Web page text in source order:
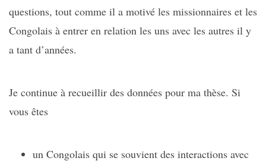
questions, tout comme il a motivé les missionnaires et les
Congolais à entrer en relation les uns avec les autres il y
a tant d’années.
Je continue à recueillir des données pour ma thèse. Si
vous êtes
un Congolais qui se souvient des interactions avec